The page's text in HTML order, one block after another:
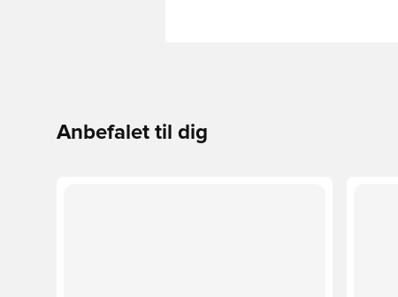
Anbefalet til dig